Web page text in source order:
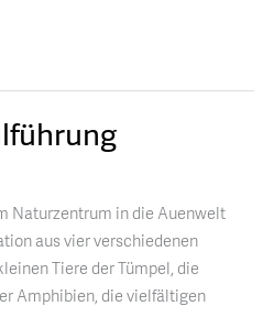
Naturzentrum in die Auenwelt
aus vier verschiedenen
Tiere der Tümpel, die
Amphibien, die vielfältigen